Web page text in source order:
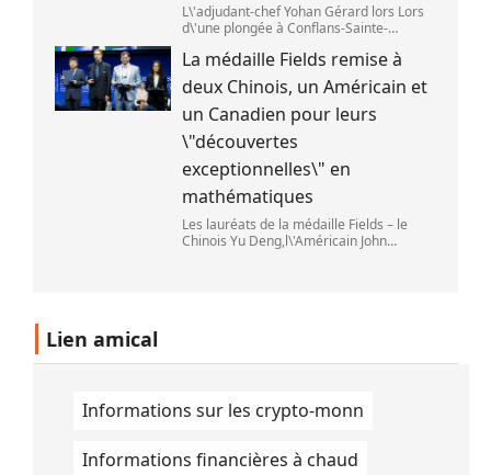
L\'adjudant-chef Yohan Gérard lors Lors
d\'une plongée à Conflans-Sainte-
Seine. (DAVID DI GIACOMO /
FRANCEINFO)
La médaille Fields remise à
deux Chinois, un Américain et
un Canadien pour leurs
\"découvertes
exceptionnelles\" en
mathématiques
Les lauréats de la médaille Fields – le
Chinois Yu Deng,l\'Américain John
Lien amical
Informations sur les crypto-monn
Informations financières à chaud